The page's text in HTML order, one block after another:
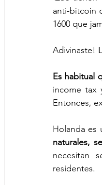
anti-bitcoin
1600 que
Adivinaste!
Es habitual
income tax
Entonces,
Holanda es
naturales,
necesitan
residentes.